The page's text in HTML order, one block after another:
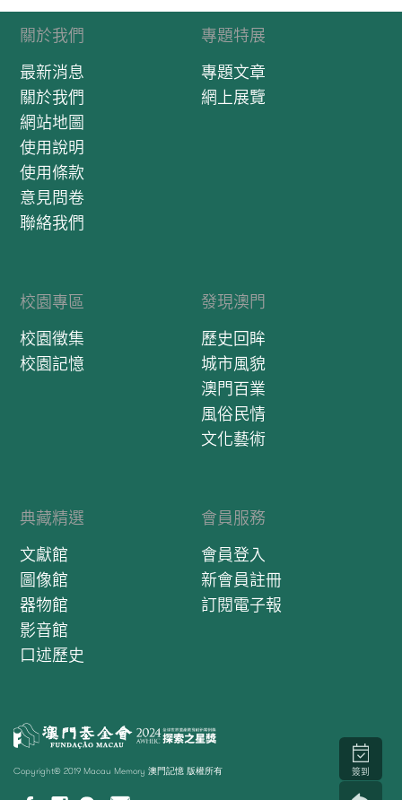
關於我們
最新消息
關於我們
網站地圖
使用說明
使用條款
意見問卷
聯絡我們
專題特展
專題文章
網上展覽
校園專區
校園徵集
校園記憶
發現澳門
歷史回眸
城市風貌
澳門百業
風俗民情
文化藝術
典藏精選
文獻館
圖像館
器物館
影音館
口述歷史
會員服務
會員登入
新會員註冊
訂閱電子報
Copyright© 2019 Macau Memory 澳門記憶 版權所有 簽到